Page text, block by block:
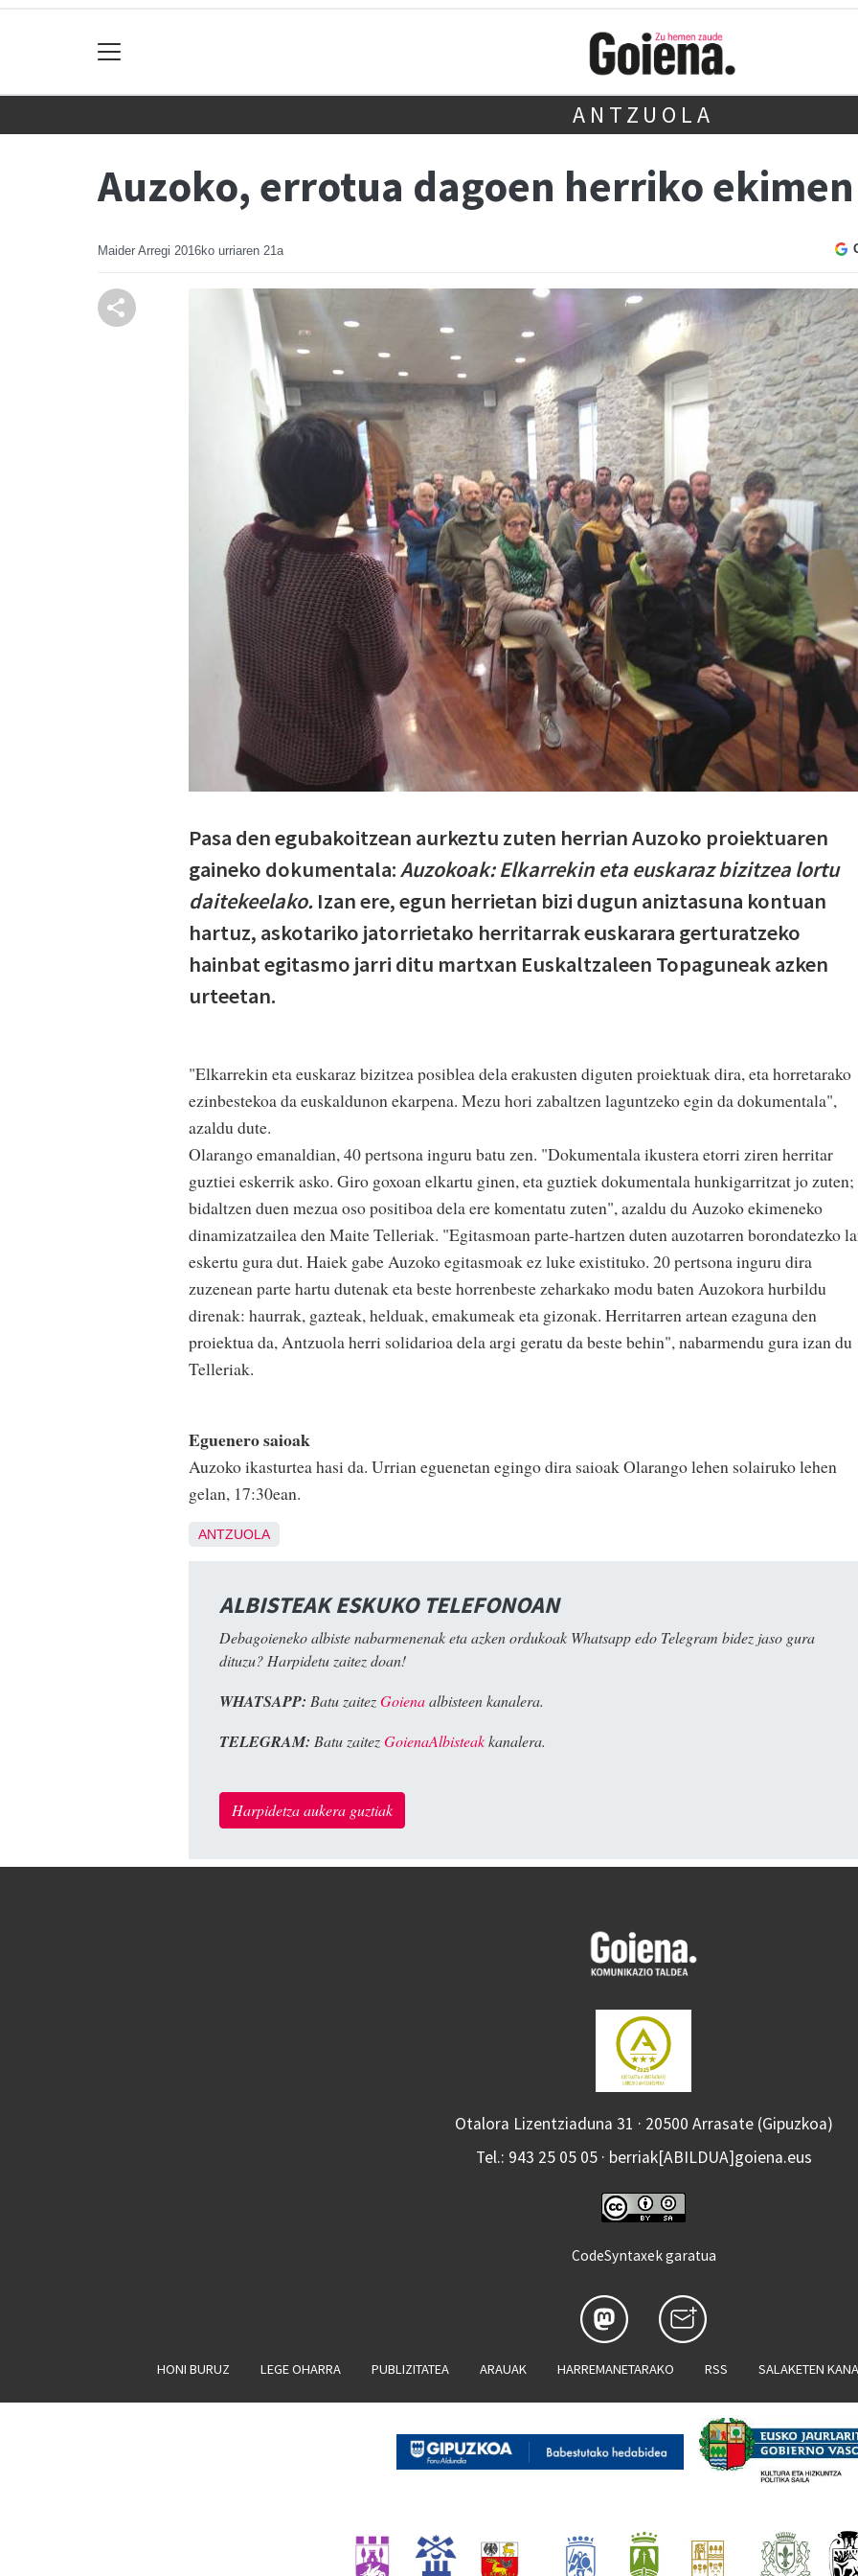
ANTZUOLA
Auzoko, errotua dagoen herriko
Maider Arregi 2016ko urriaren 21a
Pasa den egubakoitzean aurkeztu zuten herrian Auzoko proiektuaren
gaineko dokumentala:Auzokoak: Elkarrekin eta euskaraz bizitzea lortu
daitekeelako. Izan ere, egun herrietan bizi dugun aniztasuna kontuan
hartuz, askotariko jatorrietako herritarrak euskarara gerturatzeko
hainbat egitasmo jarri ditu martxan Euskaltzaleen Topaguneak azken
urteetan.
"Elkarrekin eta euskaraz bizitzea posiblea dela erakusten diguten proiektuak dira, eta horretarako
ezinbestekoa da euskaldunon ekarpena. Mezu hori zabaltzen laguntzeko egin da dokumentala",
azaldu dute.
Olarango emanaldian, 40 pertsona inguru batu zen. "Dokumentala ikustera etorri ziren herritar
guztiei eskerrik asko. Giro goxoan elkartu ginen, eta guztiek dokumentala hunkigarritzat jo zuten;
bidaltzen duen mezua oso positiboa dela ere komentatu zuten", azaldu du Auzoko ekimeneko
dinamizatzailea den Maite Telleriak. "Egitasmoan parte-hartzen duten auzotarren borondatezko
eskertu gura dut. Haiek gabe Auzoko egitasmoak ez luke existituko. 20 pertsona inguru dira
zuzenean parte hartu dutenak eta beste horrenbeste zeharkako modu baten Auzokora hurbildu
direnak: haurrak, gazteak, helduak, emakumeak eta gizonak. Herritarren artean ezaguna den
proiektua da, Antzuola herri solidarioa dela argi geratu da beste behin", nabarmendu gura izan du
Telleriak.
Eguenero saioak
Auzoko ikasturtea hasi da. Urrian eguenetan egingo dira saioak Olarango lehen solairuko lehen
gelan, 17:30ean.
ANTZUOLA
ALBISTEAK ESKUKO TELEFONOAN
Debagoieneko albiste nabarmenenak eta azken ordukoak Whatsapp edo Telegram bidez jaso gura
dituzu? Harpidetu zaitez doan!
WHATSAPP: Batu zaitezGoienaalbisteen kanalera.
TELEGRAM: Batu zaitezGoienaAlbisteakkanalera.
Harpidetza aukera guztiak
Otalora Lizentziaduna 31 · 20500 Arrasate (Gipuzkoa)
Tel.: 943 25 05 05 · berriak[ABILDUA]goiena.eus
CodeSyntaxek garatua
HONI BURUZ LEGE OHARRA PUBLIZITATEA ARAUAK HARREMANETARAKO RSS SALAKETEN